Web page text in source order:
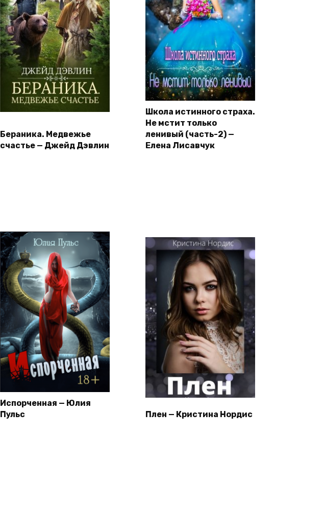
Бераника. Медвежье
счастье — Джейд Дэвлин
Школа истинного страха.
Не мстит только
ленивый (часть-2) —
Елена Лисавчук
Испорченная — Юлия
Пульс
Плен — Кристина Нордис